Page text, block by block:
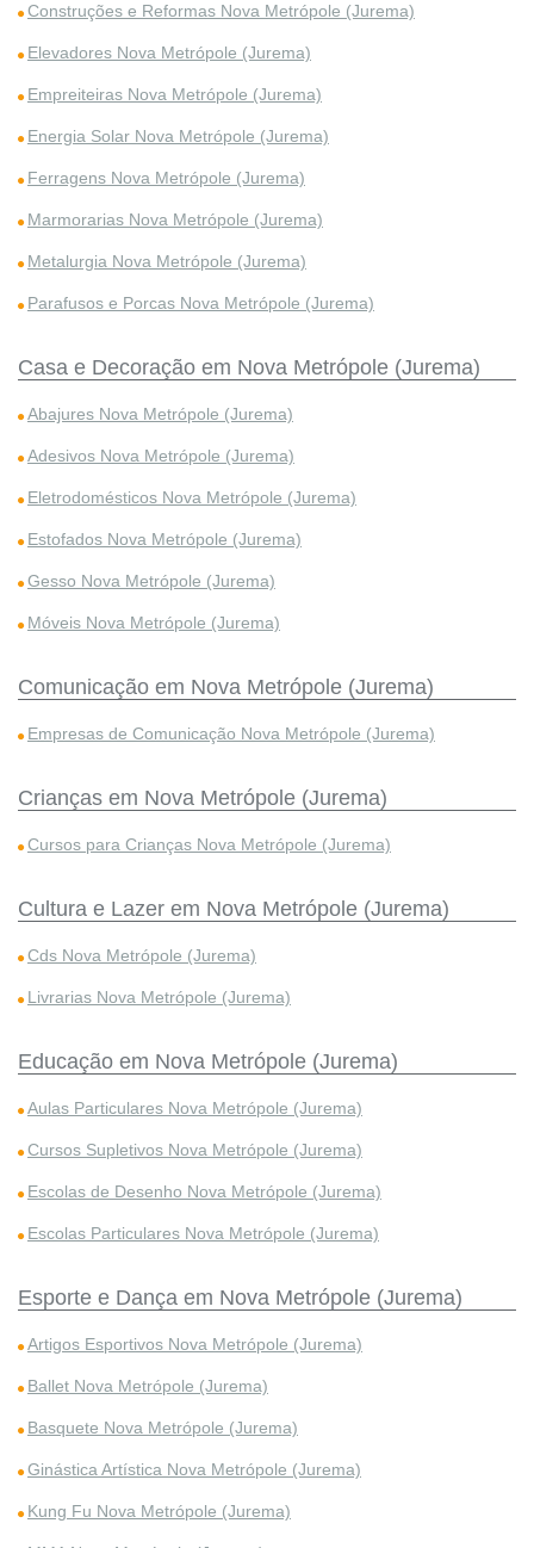
Construções e Reformas Nova Metrópole (Jurema)
Elevadores Nova Metrópole (Jurema)
Empreiteiras Nova Metrópole (Jurema)
Energia Solar Nova Metrópole (Jurema)
Ferragens Nova Metrópole (Jurema)
Marmorarias Nova Metrópole (Jurema)
Metalurgia Nova Metrópole (Jurema)
Parafusos e Porcas Nova Metrópole (Jurema)
Casa e Decoração em Nova Metrópole (Jurema)
Abajures Nova Metrópole (Jurema)
Adesivos Nova Metrópole (Jurema)
Eletrodomésticos Nova Metrópole (Jurema)
Estofados Nova Metrópole (Jurema)
Gesso Nova Metrópole (Jurema)
Móveis Nova Metrópole (Jurema)
Comunicação em Nova Metrópole (Jurema)
Empresas de Comunicação Nova Metrópole (Jurema)
Crianças em Nova Metrópole (Jurema)
Cursos para Crianças Nova Metrópole (Jurema)
Cultura e Lazer em Nova Metrópole (Jurema)
Cds Nova Metrópole (Jurema)
Livrarias Nova Metrópole (Jurema)
Educação em Nova Metrópole (Jurema)
Aulas Particulares Nova Metrópole (Jurema)
Cursos Supletivos Nova Metrópole (Jurema)
Escolas de Desenho Nova Metrópole (Jurema)
Escolas Particulares Nova Metrópole (Jurema)
Esporte e Dança em Nova Metrópole (Jurema)
Artigos Esportivos Nova Metrópole (Jurema)
Ballet Nova Metrópole (Jurema)
Basquete Nova Metrópole (Jurema)
Ginástica Artística Nova Metrópole (Jurema)
Kung Fu Nova Metrópole (Jurema)